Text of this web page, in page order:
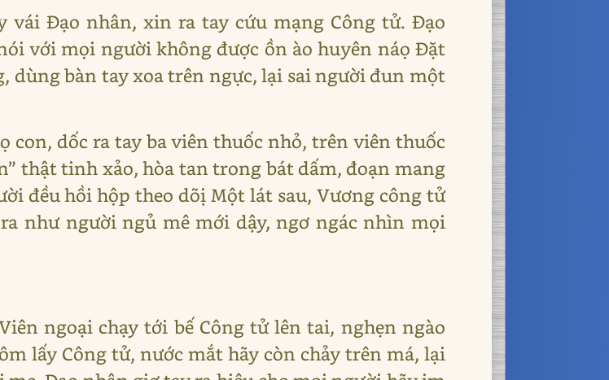
vái Đạo nhân, xin ra tay cứu mạng Công tử. Đạo
với mọi người không được ồn ào huyên náọ Đặt
dùng bàn tay xoa trên ngực, lại sai người đun một
dốc ra tay ba viên thuốc nhỏ, trên viên thuốc
thật tinh xảo, hòa tan trong bát dấm, đoạn mang
đều hồi hộp theo dõị Một lát sau, Vương công tử
như người ngủ mê mới dậy, ngơ ngác nhìn mọi
ngoại chạy tới bế Công tử lên tai, nghẹn ngào
lấy Công tử, nước mắt hãy còn chảy trên má, lại